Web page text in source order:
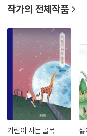
작가의 전체작품
기린이 사는 골목
싫